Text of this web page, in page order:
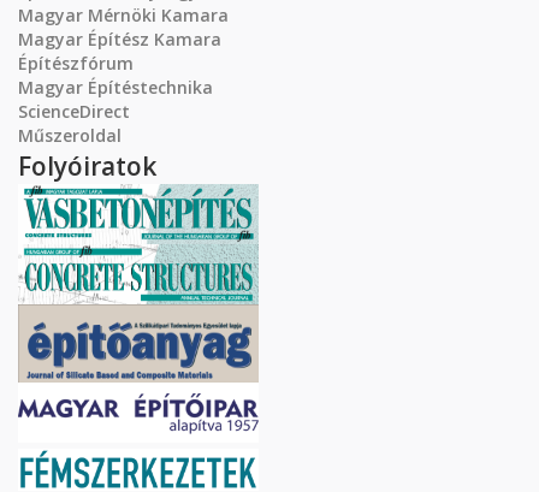
Magyar Mérnöki Kamara
Magyar Építész Kamara
Építészfórum
Magyar Építéstechnika
ScienceDirect
Műszeroldal
Folyóiratok